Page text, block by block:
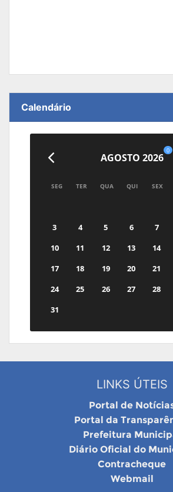
Calendário
AGOSTO 2026
0
SEG TER QUA QUI SEX
3
4 5 6 7
10
11 12 13 14
17
18 19 20 21
24
25 26 27 28
31
LINKS ÚTEIS
Portal de
Portal da
Prefeitura
Diário Oficial do
Contracheque
Webmail